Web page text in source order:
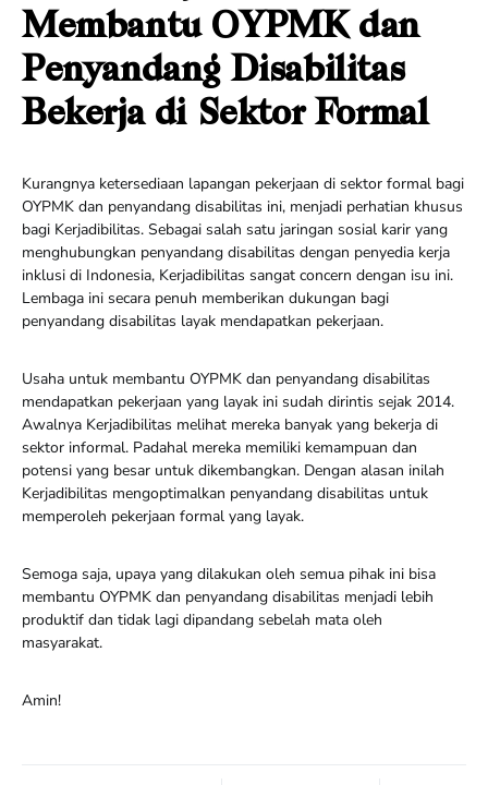
Membantu OYPMK dan
Penyandang Disabilitas
Bekerja di Sektor Formal
Kurangnya ketersediaan lapangan pekerjaan di sektor formal bagi
OYPMK dan penyandang disabilitas ini, menjadi perhatian khusus
bagi Kerjadibilitas. Sebagai salah satu jaringan sosial karir yang
menghubungkan penyandang disabilitas dengan penyedia kerja
inklusi di Indonesia, Kerjadibilitas sangat concern dengan isu ini.
Lembaga ini secara penuh memberikan dukungan bagi
penyandang disabilitas layak mendapatkan pekerjaan.
Usaha untuk membantu OYPMK dan penyandang disabilitas
mendapatkan pekerjaan yang layak ini sudah dirintis sejak 2014.
Awalnya Kerjadibilitas melihat mereka banyak yang bekerja di
sektor informal. Padahal mereka memiliki kemampuan dan
potensi yang besar untuk dikembangkan. Dengan alasan inilah
Kerjadibilitas mengoptimalkan penyandang disabilitas untuk
memperoleh pekerjaan formal yang layak.
Semoga saja, upaya yang dilakukan oleh semua pihak ini bisa
membantu OYPMK dan penyandang disabilitas menjadi lebih
produktif dan tidak lagi dipandang sebelah mata oleh
masyarakat.
Amin!